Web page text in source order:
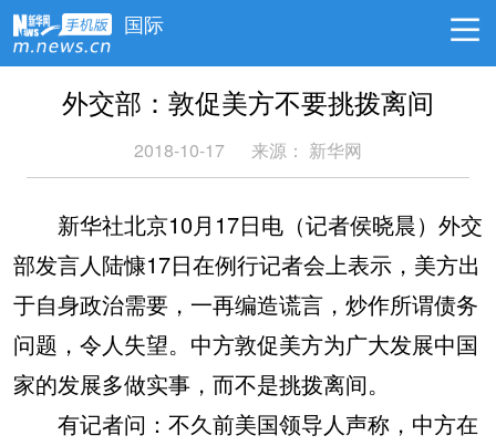
国际
外交部：敦促美方不要挑拨离间
2018-10-17 来源： 新华网
新华社北京10月17日电（记者侯晓晨）外交
部发言人陆慷17日在例行记者会上表示，美方出
于自身政治需要，一再编造谎言，炒作所谓债务
问题，令人失望。中方敦促美方为广大发展中国
家的发展多做实事，而不是挑拨离间。
有记者问：不久前美国领导人声称，中方在